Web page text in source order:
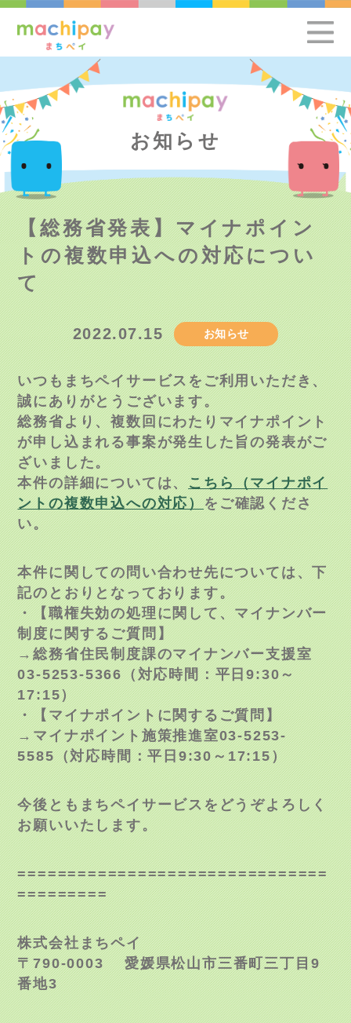
お知らせ
【総務省発表】マイナポイン
トの複数申込への対応につい
て
2022.07.15 お知らせ
いつもまちペイサービスをご利用いただき、
誠にありがとうございます。
総務省より、複数回にわたりマイナポイント
が申し込まれる事案が発生した旨の発表がご
ざいました。
本件の詳細については、こちら（マイナポイ
ントの複数申込への対応）をご確認くださ
い。
本件に関しての問い合わせ先については、下
記のとおりとなっております。
・【職権失効の処理に関して、マイナンバー
制度に関するご質問】
→総務省住民制度課のマイナンバー支援室
03-5253-5366（対応時間：平日9:30～
17:15）
・【マイナポイントに関するご質問】
→マイナポイント施策推進室03-5253-
5585（対応時間：平日9:30～17:15）
今後ともまちペイサービスをどうぞよろしく
お願いいたします。
===============================
=========
株式会社まちペイ
〒790-0003 愛媛県松山市三番町三丁目9
番地3